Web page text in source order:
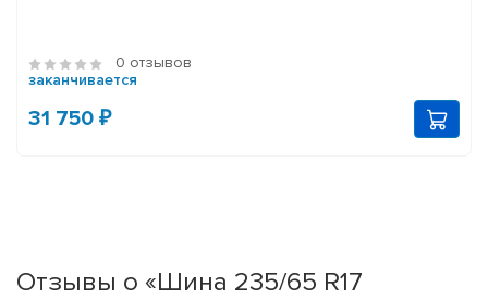
0 отзывов
заканчивается
31 750 ₽
Отзывы о «Шина 235/65 R17